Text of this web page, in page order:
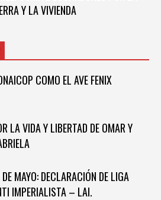
Y LA VIVIENDA
COMO EL AVE FENIX
LA VIDA Y LIBERTAD DE OMAR Y
MAYO: DECLARACIÓN DE LIGA
IMPERIALISTA – LAI.